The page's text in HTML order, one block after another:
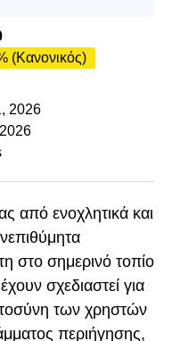
(Κανονικός)
2026
από ενοχλητικά και
στο σημερινό τοπίο
σχεδιαστεί για
των χρηστών
περιήγησης,